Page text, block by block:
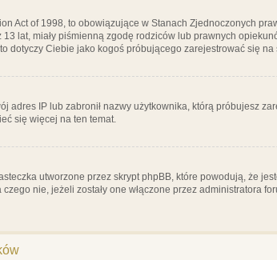
Act of 1998, to obowiązujące w Stanach Zjednoczonych
lat, miały piśmienną zgodę rodziców lub prawnych
dotyczy Ciebie jako kogoś próbującego zarejestrować się
adres IP lub zabronił nazwy użytkownika, którą próbujesz
się więcej na ten temat.
utworzone przez skrypt phpBB, które powodują, że
nie, jeżeli zostały one włączone przez administratora